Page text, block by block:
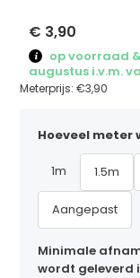
€ 3,90
op voorraad
augustus i.v.m.
Meterprijs:€3,90
Hoeveel meter
1m 1.5m
Aangepast
Minimale
wordt geleverd